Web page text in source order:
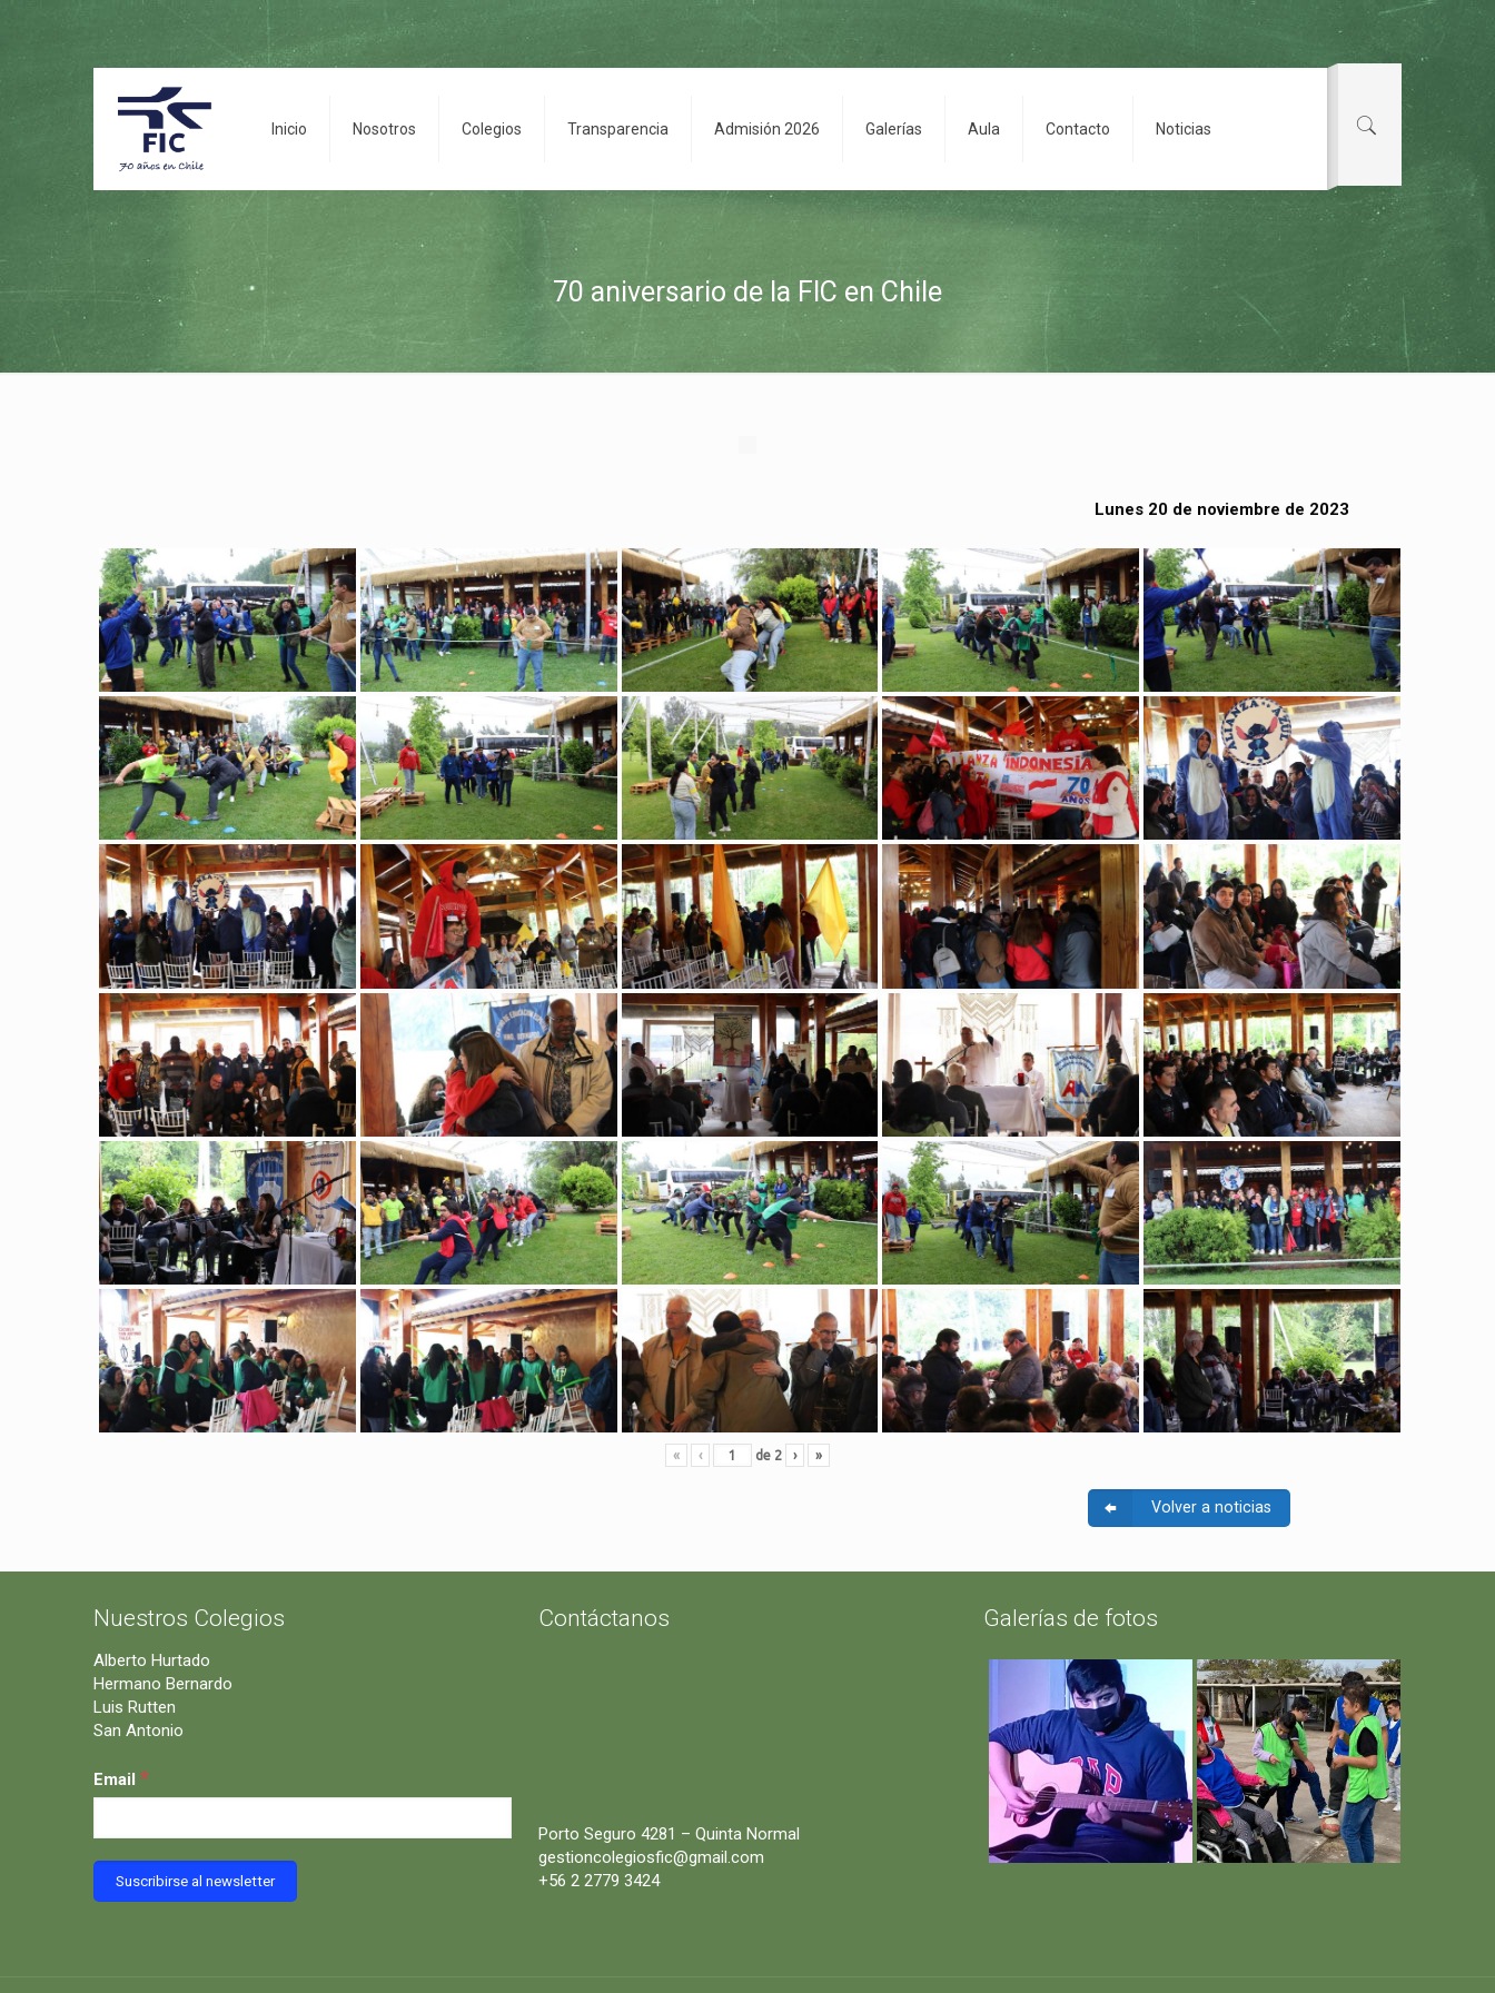
Inicio Nosotros Colegios Transparencia Admisión 2026 Galerías Aula Contacto Noticias
70 aniversario de la FIC en Chile
Lunes 20 de noviembre de 2023
« ‹ de 2 › »
Volver a noticias
Nuestros Colegios
Alberto Hurtado
Hermano Bernardo
Luis Rutten
San Antonio
Email *
Contáctanos
Porto Seguro 4281 – Quinta Normal
gestioncolegiosfic@gmail.com
+56 2 2779 3424
Galerías de fotos